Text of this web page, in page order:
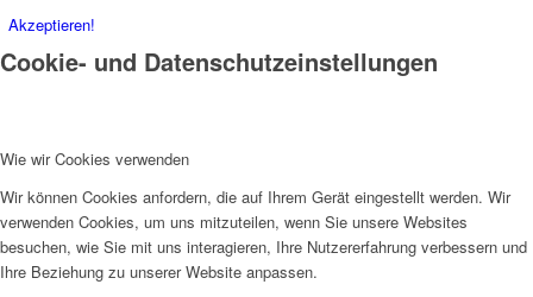
Akzeptieren!
Cookie- und Datenschutzeinstellungen
Wie wir Cookies verwenden
Wir können Cookies anfordern, die auf Ihrem Gerät eingestellt werden. Wir
verwenden Cookies, um uns mitzuteilen, wenn Sie unsere Websites
besuchen, wie Sie mit uns interagieren, Ihre Nutzererfahrung verbessern und
Ihre Beziehung zu unserer Website anpassen.